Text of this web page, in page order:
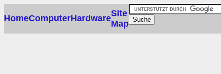
HomeComputerHardwareSite
Map